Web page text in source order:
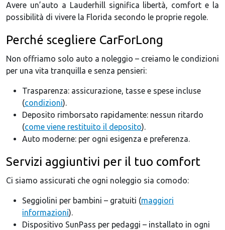
Avere un’auto a Lauderhill significa libertà, comfort e la
possibilità di vivere la Florida secondo le proprie regole.
Perché scegliere CarForLong
Non offriamo solo auto a noleggio – creiamo le condizioni
per una vita tranquilla e senza pensieri:
Trasparenza: assicurazione, tasse e spese incluse
(condizioni).
Deposito rimborsato rapidamente: nessun ritardo
(come viene restituito il deposito).
Auto moderne: per ogni esigenza e preferenza.
Servizi aggiuntivi per il tuo comfort
Ci siamo assicurati che ogni noleggio sia comodo:
Seggiolini per bambini – gratuiti (maggiori
informazioni).
Dispositivo SunPass per pedaggi – installato in ogni